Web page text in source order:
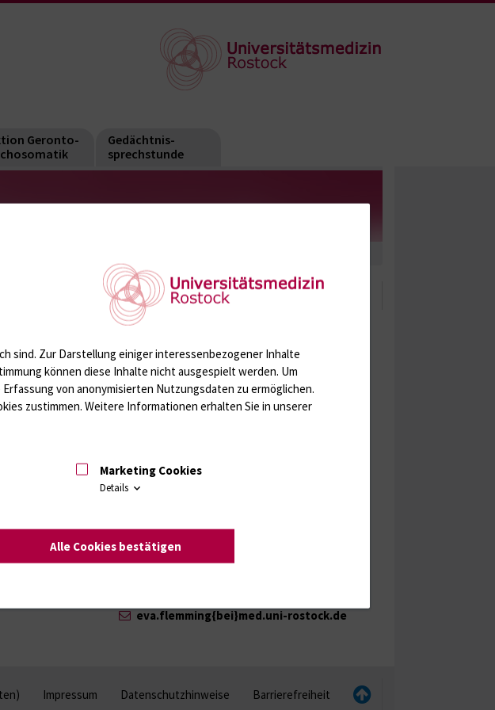
Geronto-
Gedächtnis-
sprechstunde
Klinik für Psychosomatische Medizin und
Psychotherapie
Gehlsheimer Straße 20, 18147 Rostock
eva.flemming{bei}med.uni-rostock.de
Impressum Datenschutzhinweise Barrierefreiheit
sind. Zur Darstellung einiger interessenbezogener Inhalte
können diese Inhalte nicht ausgespielt werden. Um
von anonymisierten Nutzungsdaten zu ermöglichen.
zustimmen. Weitere Informationen erhalten Sie in unserer
Marketing Cookies
Details
Alle Cookies bestätigen